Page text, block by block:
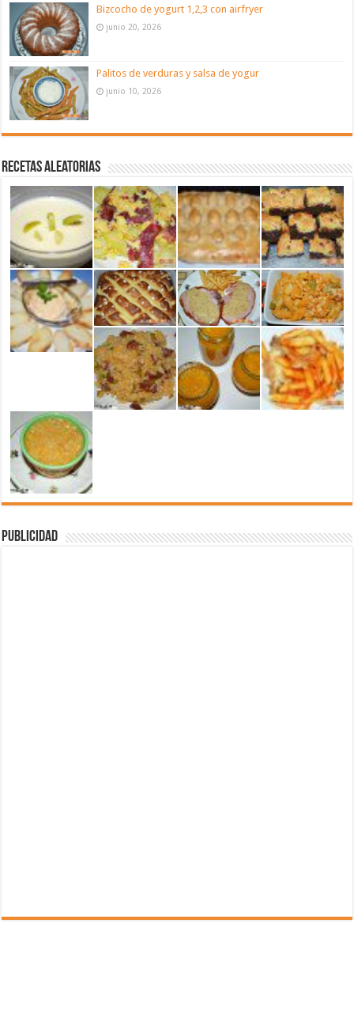
Bizcocho de yogurt 1,2,3 con airfryer
junio 20, 2026
Palitos de verduras y salsa de yogur
junio 10, 2026
Recetas aleatorias
Publicidad